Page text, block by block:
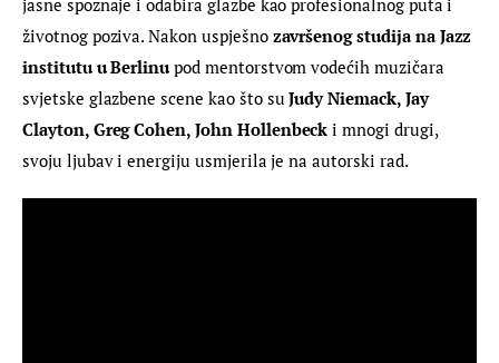
jasne spoznaje i odabira glazbe kao profesionalnog puta i
životnog poziva. Nakon uspješno završenog studija na Jazz
institutu u Berlinu pod mentorstvom vodećih muzičara
svjetske glazbene scene kao što su Judy Niemack, Jay
Clayton, Greg Cohen, John Hollenbeck i mnogi drugi,
svoju ljubav i energiju usmjerila je na autorski rad.